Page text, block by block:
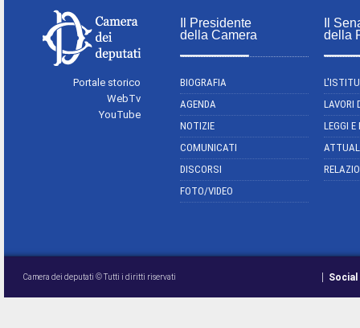
Portale storico
WebTv
YouTube
Il Presidente
della Camera
BIOGRAFIA
AGENDA
NOTIZIE
COMUNICATI
DISCORSI
FOTO/VIDEO
Il
della
LAVORI
LEGGI
Camera dei deputati © Tutti i diritti riservati Social